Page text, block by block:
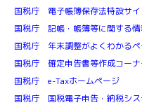
国税庁 電子帳簿保存法特設サイ
国税庁 記帳・帳簿等に関する情
国税庁 年末調整がよくわかる
国税庁 確定申告書等作成コーナ
国税庁 e-Taxホームページ
国税庁 国税電子申告・納税シ